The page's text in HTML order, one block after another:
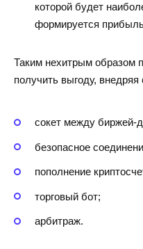
которой будет
формируется
Таким нехитрым образом
получить выгоду,
сокет между биржей-
безопасное
пополнение
торговый бот;
арбитраж.